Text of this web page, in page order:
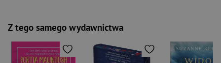
Z tego samego wydawnictwa